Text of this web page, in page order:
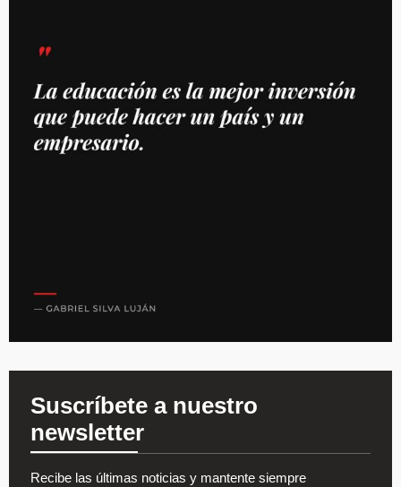
Suscríbete a nuestro
newsletter
Recibe las últimas noticias y mantente siempre